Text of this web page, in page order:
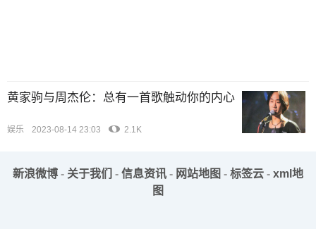
黄家驹与周杰伦：总有一首歌触动你的内心
娱乐 2023-08-14 23:03 2.1K
新浪微博 - 关于我们 - 信息资讯 - 网站地图 - 标签云 - xml地
图